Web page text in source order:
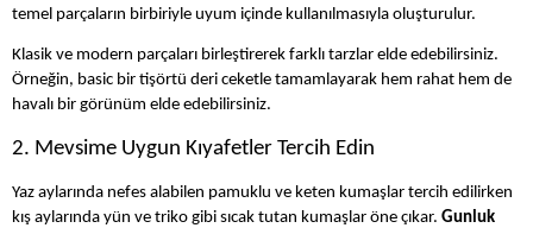
temel parçaların birbiriyle uyum içinde kullanılmasıyla oluşturulur.
Klasik ve modern parçaları birleştirerek farklı tarzlar elde edebilirsiniz.
Örneğin, basic bir tişörtü deri ceketle tamamlayarak hem rahat hem de
havalı bir görünüm elde edebilirsiniz.
2. Mevsime Uygun Kıyafetler Tercih Edin
Yaz aylarında nefes alabilen pamuklu ve keten kumaşlar tercih edilirken
kış aylarında yün ve triko gibi sıcak tutan kumaşlar öne çıkar. Gunluk